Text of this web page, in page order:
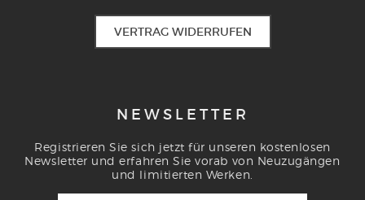
VERTRAG WIDERRUFEN
NEWSLETTER
Registrieren Sie sich jetzt für unseren kostenlosen
Newsletter und erfahren Sie vorab von Neuzugängen
und limitierten Werken.